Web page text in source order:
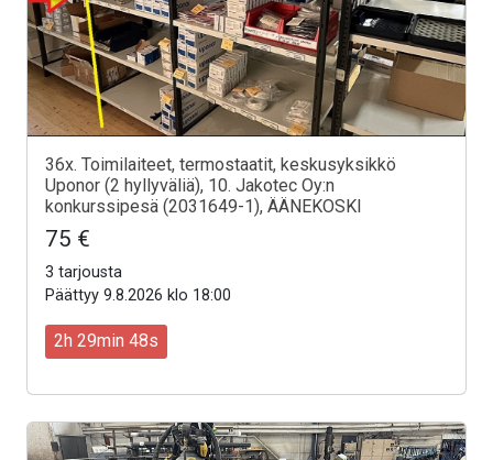
36x. Toimilaiteet, termostaatit, keskusyksikkö
Uponor (2 hyllyväliä), 10. Jakotec Oy:n
konkurssipesä (2031649-1), ÄÄNEKOSKI
75 €
3 tarjousta
Päättyy 9.8.2026 klo 18:00
2h 29min 46s